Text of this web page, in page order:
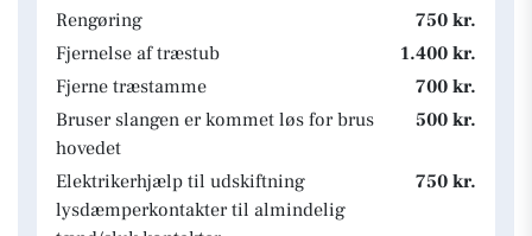
Rengøring
750 kr.
Fjernelse af træstub
1.400 kr.
Fjerne træstamme
700 kr.
Bruser slangen er kommet løs for brus
hovedet
500 kr.
Elektrikerhjælp til udskiftning
lysdæmperkontakter til almindelig
750 kr.